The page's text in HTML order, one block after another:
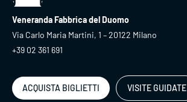
Veneranda Fabbrica del Duomo
Via Carlo Maria Martini, 1 – 20122 Milano
+39 02 361 691
ACQUISTA BIGLIETTI VISITE GUIDATE